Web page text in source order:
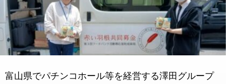
富山県でパチンコホール等を経営する澤田グループ